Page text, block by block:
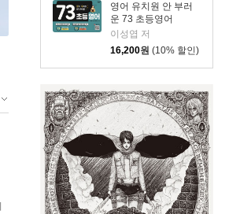
영어 유치원 안 부러
운 73 초등영어
이성엽 저
16,200원 (10% 할인)